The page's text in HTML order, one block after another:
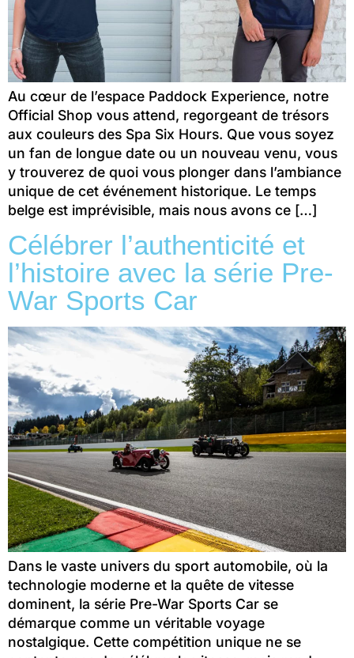
Au cœur de l’espace Paddock Experience, notre
Official Shop vous attend, regorgeant de trésors
aux couleurs des Spa Six Hours. Que vous soyez
un fan de longue date ou un nouveau venu, vous
y trouverez de quoi vous plonger dans l’ambiance
unique de cet événement historique. Le temps
belge est imprévisible, mais nous avons ce […]
Célébrer l’authenticité et
l’histoire avec la série Pre-
War Sports Car
Dans le vaste univers du sport automobile, où la
technologie moderne et la quête de vitesse
dominent, la série Pre-War Sports Car se
démarque comme un véritable voyage
nostalgique. Cette compétition unique ne se